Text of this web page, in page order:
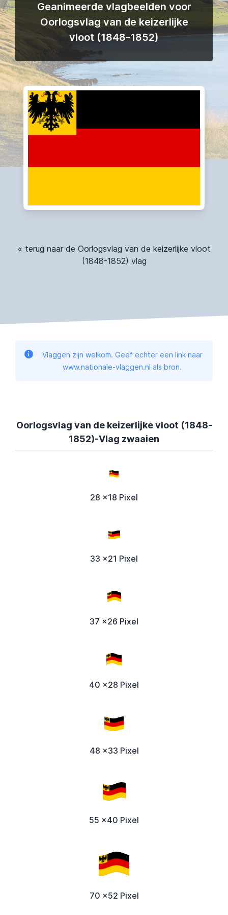
Geanimeerde vlagbeelden voor
Oorlogsvlag van de keizerlijke
vloot (1848-1852)
« terug naar de Oorlogsvlag van de keizerlijke vloot
(1848-1852) vlag
Vlaggen zijn welkom. Geef echter een link naar
www.nationale-vlaggen.nl als bron.
Oorlogsvlag van de keizerlijke vloot (1848-
1852)-Vlag zwaaien
28 x18 Pixel
33 x21 Pixel
37 x26 Pixel
40 x28 Pixel
48 x33 Pixel
55 x40 Pixel
70 x52 Pixel